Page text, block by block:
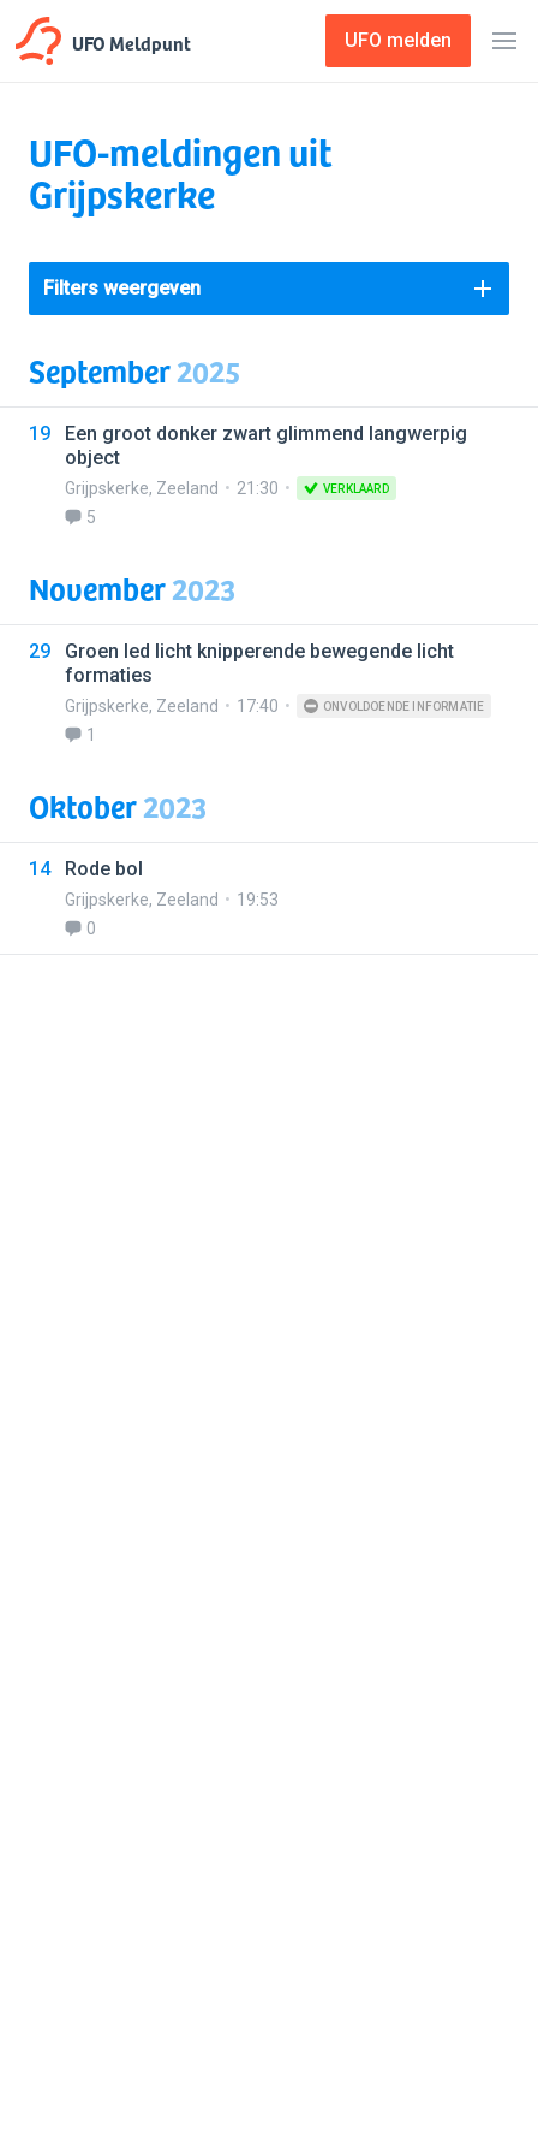
UFO Meldpunt UFO melden
UFO-meldingen uit
Grijpskerke
Filters weergeven
September2025
19
Een groot donker zwart glimmend langwerpig
object
Grijpskerke, Zeeland 21:30 VERKLAARD
5
November2023
29
Groen led licht knipperende bewegende licht
formaties
Grijpskerke, Zeeland 17:40 ONVOLDOENDE INFORMATIE
1
Oktober2023
14 Rode bol
Grijpskerke, Zeeland
19:53
0